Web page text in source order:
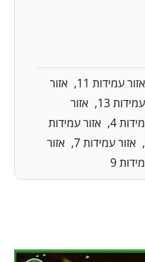
אזור עמידות 11
אזור
13
אזור
4
אזור עמידות
אזור עמידות 7
אזור
9